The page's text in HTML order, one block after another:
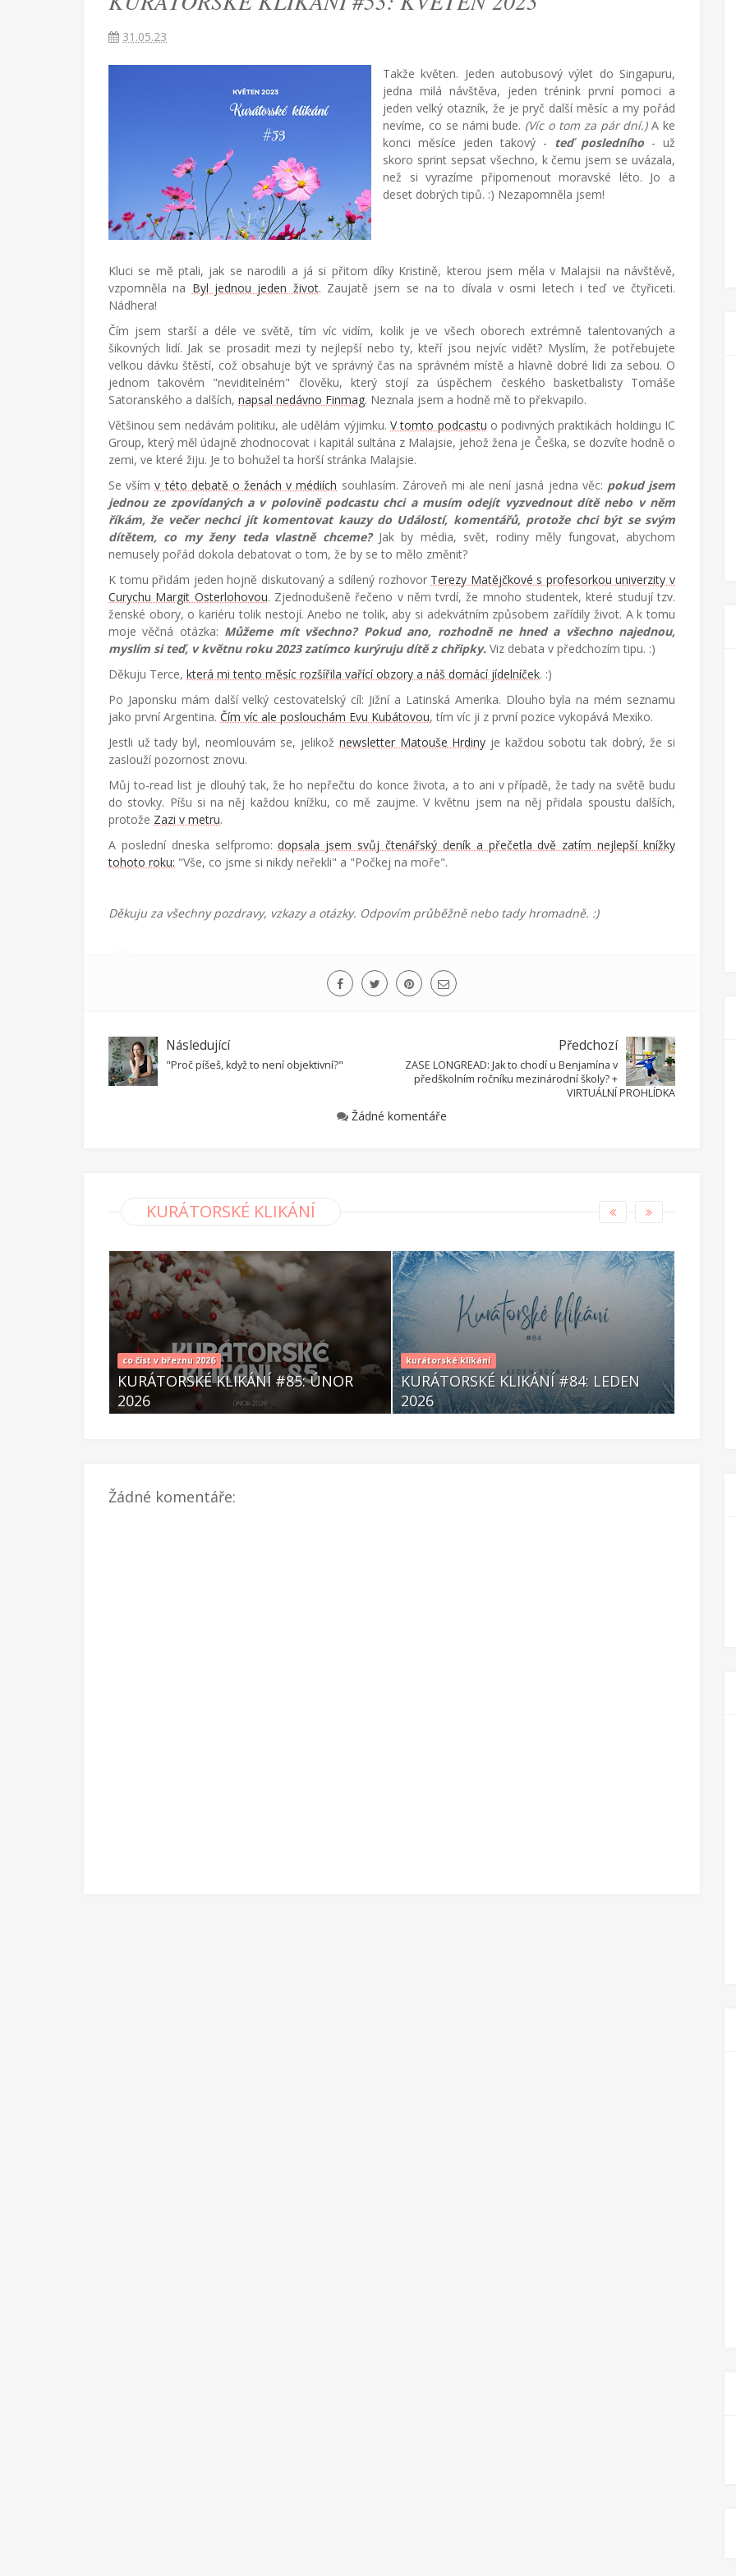
Američana
radostech
všednodenního
31.05.23
Takže květen. Jeden autobusový výlet do Singapuru,
jedna milá návštěva, jeden trénink první pomoci a
jeden velký otazník, že je pryč další měsíc a my pořád
nevíme, co se námi bude. (Víc o tom za pár dní.)A ke
konci měsíce jeden takový - teď posledního - už
skoro sprint sepsat všechno, k čemu jsem se uvázala,
než si vyrazíme připomenout moravské léto. Jo a
deset dobrých tipů. :) Nezapomněla jsem!
Kluci se mě ptali, jak se narodili a já si přitom díky Kristině, kterou jsem měla v Malajsii na návštěvě,
vzpomněla na Byl jednou jeden život. Zaujatě jsem se na to dívala v osmi letech i teď ve čtyřiceti.
Nádhera!
Čím jsem starší a déle ve světě, tím víc vidím, kolik je ve všech oborech extrémně talentovaných a
šikovných lidí. Jak se prosadit mezi ty nejlepší nebo ty, kteří jsou nejvíc vidět? Myslím, že potřebujete
velkou dávku štěstí, což obsahuje být ve správný čas na správném místě a hlavně dobré lidi za sebou. O
jednom takovém "neviditelném" člověku, který stojí za úspěchem českého basketbalisty Tomáše
Satoranského a dalších, napsal nedávno Finmag. Neznala jsem a hodně mě to překvapilo.
Většinou sem nedávám politiku, ale udělám výjimku. V tomto podcastu o podivných praktikách holdingu IC
Group, který měl údajně zhodnocovat i kapitál sultána z Malajsie, jehož žena je Češka, se dozvíte hodně o
zemi, ve které žiju. Je to bohužel ta horší stránka Malajsie.
Se všímv této debatě o ženách v médiích souhlasím. Zároveň mi ale není jasná jedna věc: pokud jsem
jednou ze zpovídaných a v polovině podcastu chci a musím odejít vyzvednout dítě nebo v něm
říkám, že večer nechci jít komentovat kauzy do Událostí, komentářů, protože chci být se svým
dítětem, co my ženy teda vlastně chceme? Jak by média, svět, rodiny měly fungovat, abychom
nemusely pořád dokola debatovat o tom, že by se to mělo změnit?
K tomu přidám jeden hojně diskutovaný a sdílený rozhovor Terezy Matějčkové s profesorkou univerzity v
Curychu Margit Osterlohovou. Zjednodušeně řečeno v něm tvrdí, že mnoho studentek, které studují tzv.
ženské obory, o kariéru tolik nestojí. Anebo ne tolik, aby si adekvátním způsobem zařídily život. A k tomu
moje věčná otázka: Můžeme mít všechno? Pokud ano, rozhodně ne hned a všechno najednou,
myslím si teď, v květnu roku 2023 zatímco kurýruju dítě z chřipky. Viz debata v předchozím tipu. :)
Děkuju Terce, která mi tento měsíc rozšířila vařící obzory a náš domácí jídelníček. :)
Po Japonsku mám další velký cestovatelský cíl: Jižní a Latinská Amerika. Dlouho byla na mém seznamu
jako první Argentina. Čím víc ale poslouchám Evu Kubátovou, tím víc ji z první pozice vykopává Mexiko.
Jestli už tady byl, neomlouvám se, jelikož newsletter Matouše Hrdiny je každou sobotu tak dobrý, že si
zaslouží pozornost znovu.
Můj to-read list je dlouhý tak, že ho nepřečtu do konce života, a to ani v případě, že tady na světě budu
do stovky. Píšu si na něj každou knížku, co mě zaujme. V květnu jsem na něj přidala spoustu dalších,
protože Zazi v metru.
A poslední dneska selfpromo:dopsala jsem svůj čtenářský deník a přečetla dvě zatím nejlepší knížky
tohoto roku: "Vše, co jsme si nikdy neřekli" a "Počkej na moře".
Děkuju za všechny pozdravy, vzkazy a otázky. Odpovím průběžně nebo tady hromadně. :)
Následující
"Proč píšeš, když to není objektivní?"
Předchozí
ZASE LONGREAD: Jak to chodí u Benjamína v
předškolním ročníku mezinárodní školy? +
VIRTUÁLNÍ PROHLÍDKA
Žádné komentáře
KURÁTORSKÉ KLIKÁNÍ
kurátorské klikání
KURÁTORSKÉ KLIKÁNÍ #84: LEDEN
2026
kurátorské klikání
KURÁTORSKÉ KLIKÁNÍ #88: KVĚTEN
2026
Žádné komentáře: